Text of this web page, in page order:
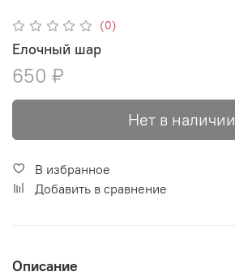
(0)
Елочный шар
650 ₽
Нет в наличии
В избранное
Добавить в сравнение
Описание